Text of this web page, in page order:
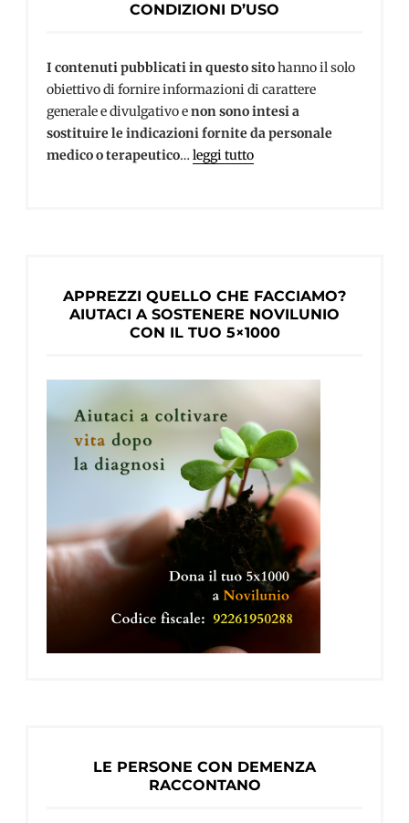
CONDIZIONI D’USO
I contenuti pubblicati in questo sitohanno il solo
obiettivo di fornire informazioni di carattere
generale e divulgativo enon sono intesi a
sostituire le indicazioni fornite da personale
medico o terapeutico…leggi tutto
APPREZZI QUELLO CHE FACCIAMO?
AIUTACI A SOSTENERE NOVILUNIO
CON IL TUO 5×1000
LE PERSONE CON DEMENZA
RACCONTANO